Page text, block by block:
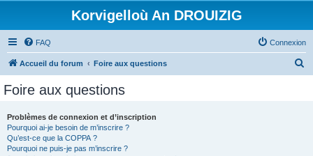
Korvigelloù An DROUIZIG
FAQ Connexion
Accueil du forum Foire aux questions
Foire aux questions
Problèmes de connexion et d’inscription
Pourquoi ai-je besoin de m’inscrire ?
Qu’est-ce que la COPPA ?
Pourquoi ne puis-je pas m’inscrire ?